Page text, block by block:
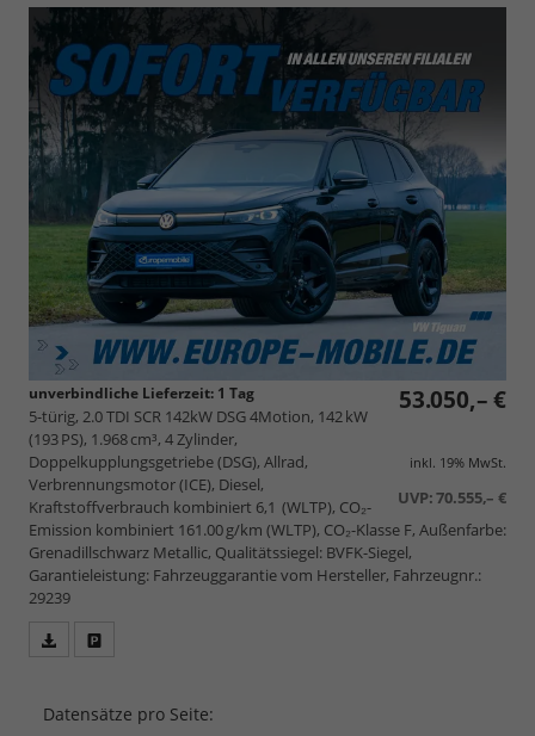
53.050,– €
inkl. 19% MwSt.
UVP:70.555,– €
unverbindliche Lieferzeit: 1 Tag
5-türig, 2.0 TDI SCR 142kW DSG 4Motion, 142 kW
(193 PS), 1.968 cm³, 4 Zylinder,
Doppelkupplungsgetriebe (DSG), Allrad,
Verbrennungsmotor (ICE), Diesel,
Kraftstoffverbrauch kombiniert 6,1 (WLTP), CO₂-
Emission kombiniert 161.00 g/km (WLTP), CO₂-Klasse F, Außenfarbe:
Grenadillschwarz Metallic, Qualitätssiegel: BVFK-Siegel,
Garantieleistung: Fahrzeuggarantie vom Hersteller, Fahrzeugnr.:
29239
speichern/drucken
Datensätze pro Seite: